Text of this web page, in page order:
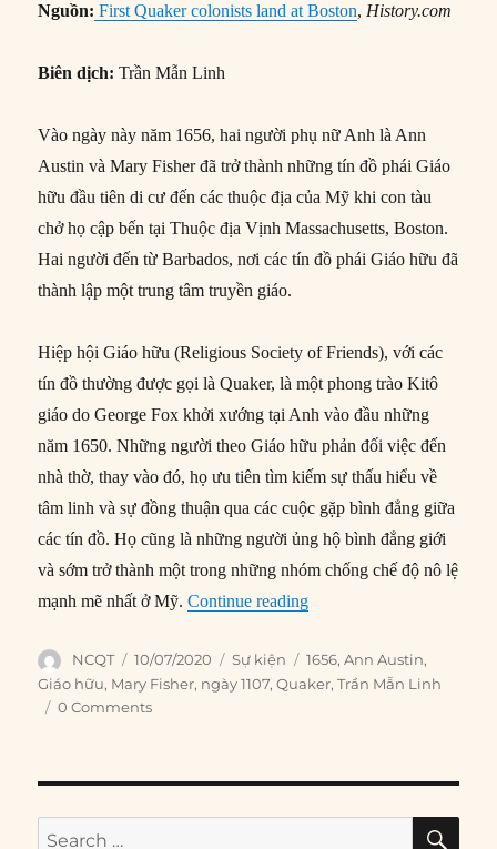
Nguồn: First Quaker colonists land at Boston,History.com
Biên dịch: Trần Mẫn Linh
Vào ngày này năm 1656, hai người phụ nữ Anh là Ann
Austin và Mary Fisher đã trở thành những tín đồ phái Giáo
hữu đầu tiên di cư đến các thuộc địa của Mỹ khi con tàu
chở họ cập bến tại Thuộc địa Vịnh Massachusetts, Boston.
Hai người đến từ Barbados, nơi các tín đồ phái Giáo hữu đã
thành lập một trung tâm truyền giáo.
Hiệp hội Giáo hữu (Religious Society of Friends), với các
tín đồ thường được gọi là Quaker, là một phong trào Kitô
giáo do George Fox khởi xướng tại Anh vào đầu những
năm 1650. Những người theo Giáo hữu phản đối việc đến
nhà thờ, thay vào đó, họ ưu tiên tìm kiếm sự thấu hiểu về
tâm linh và sự đồng thuận qua các cuộc gặp bình đẳng giữa
các tín đồ. Họ cũng là những người ủng hộ bình đẳng giới
và sớm trở thành một trong những nhóm chống chế độ nô lệ
mạnh mẽ nhất ở Mỹ. Continue reading“11/07/1656: Những tín
Author
NCQT
Posted
on
10/07/2020 Categories
Sự kiện Tags
1656,Ann Austin,
Giáo hữu, Mary Fisher, ngày 1107,Quaker,Trần Mẫn Linh
0 Comments
Search